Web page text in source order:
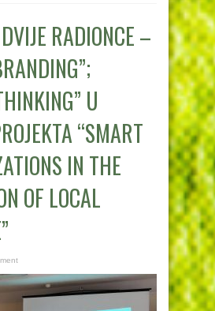
RADIONCE –
U
“SMART
IN THE
OF LOCAL